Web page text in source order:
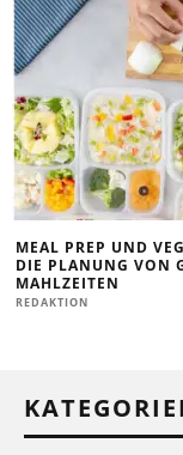
MEAL PREP UND
DIE PLANUNG VON
MAHLZEITEN
REDAKTION